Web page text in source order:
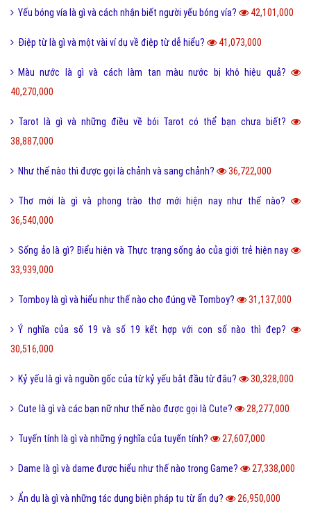
Yếu bóng vía là gì và cách nhận biết người yếu bóng vía? 42,101,000
Điệp từ là gì và một vài ví dụ về điệp từ dễ hiểu? 41,073,000
Màu nước là gì và cách làm tan màu nước bị khô hiệu quả?
40,270,000
Tarot là gì và những điều về bói Tarot có thể bạn chưa biết?
38,887,000
Như thế nào thì được gọi là chảnh và sang chảnh? 36,722,000
Thơ mới là gì và phong trào thơ mới hiện nay như thế nào?
36,540,000
Sống ảo là gì? Biểu hiện và Thực trạng sống ảo của giới trẻ hiện nay
33,939,000
Tomboy là gì và hiểu như thế nào cho đúng về Tomboy? 31,137,000
Ý nghĩa của số 19 và số 19 kết hợp với con số nào thì đẹp?
30,516,000
Kỷ yếu là gì và nguồn gốc của từ kỷ yếu bắt đầu từ đâu? 30,328,000
Cute là gì và các bạn nữ như thế nào được gọi là Cute? 28,277,000
Tuyến tính là gì và những ý nghĩa của tuyến tính? 27,607,000
Dame là gì và dame được hiểu như thế nào trong Game? 27,338,000
Ẩn dụ là gì và những tác dụng biện pháp tu từ ẩn dụ? 26,950,000